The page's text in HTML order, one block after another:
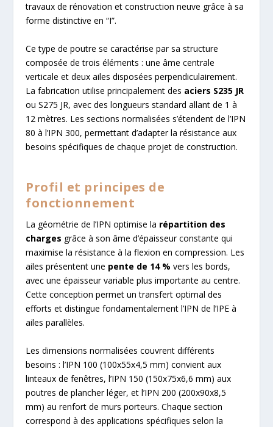
travaux de rénovation et construction neuve grâce à sa
forme distinctive en “I”.
Ce type de poutre se caractérise par sa structure
composée de trois éléments : une âme centrale
verticale et deux ailes disposées perpendiculairement.
La fabrication utilise principalement des aciers S235 JR
ou S275 JR, avec des longueurs standard allant de 1 à
12 mètres. Les sections normalisées s’étendent de l’IPN
80 à l’IPN 300, permettant d’adapter la résistance aux
besoins spécifiques de chaque projet de construction.
Profil et principes de
fonctionnement
La géométrie de l’IPN optimise la répartition des
charges grâce à son âme d’épaisseur constante qui
maximise la résistance à la flexion en compression. Les
ailes présentent une pente de 14 % vers les bords,
avec une épaisseur variable plus importante au centre.
Cette conception permet un transfert optimal des
efforts et distingue fondamentalement l’IPN de l’IPE à
ailes parallèles.
Les dimensions normalisées couvrent différents
besoins : l’IPN 100 (100x55x4,5 mm) convient aux
linteaux de fenêtres, l’IPN 150 (150x75x6,6 mm) aux
poutres de plancher léger, et l’IPN 200 (200x90x8,5
mm) au renfort de murs porteurs. Chaque section
correspond à des applications spécifiques selon la